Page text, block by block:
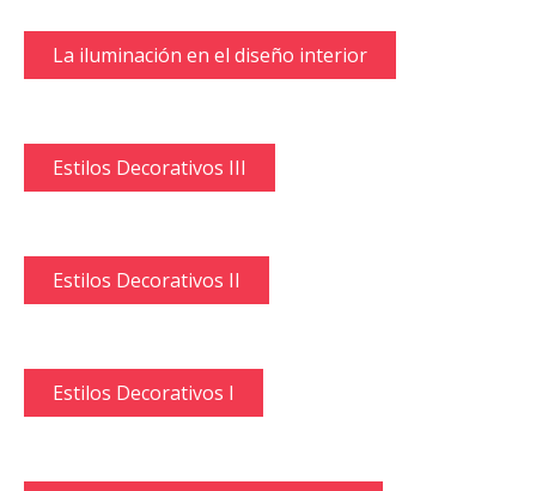
La iluminación en el diseño interior
Estilos Decorativos III
Estilos Decorativos II
Estilos Decorativos I